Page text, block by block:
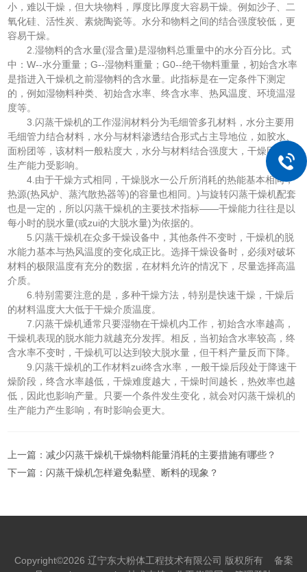
小，难以干燥，但大块物料，厚度比厚度大容易干燥。例如沙子、二
氧化硅、活性炭、素烧陶瓷等。水分和物料之间的结合强度较低，更
容易干燥。
2.湿物料的含水量(湿含量)是湿物料总重量中的水分百分比。式
中：W--水分重量；G--湿物料重量；G0--绝干物料重量，初始含水率
是指进入干燥机之前湿物料的含水量。此指标是在一定条件下测定
的，例如湿物料种类、初始含水率、终含水率、热风温度、环境温湿
度等。
3.闪蒸干燥机的工作湿润材料分为毛细管多孔材料，水分主要用
毛细管力结合材料，水分与材料渗透结合形式占主导地位，如胶水、
面粉团等，该材料一般粘度大，水分与材料结合强度大，干燥困难，
生产能力受影响。
4.由于干燥方式相同，干燥脱水一公斤所消耗的热能基本相同，
热源(热风炉、蒸汽散热器等)的容量也相同。)与旋转闪蒸干燥机配套
也是一定的，所以闪蒸干燥机的主要技术指标——干燥能力往往是以
每小时的脱水量(或zui的大脱水量)为依据的。
5.闪蒸干燥机在众多干燥设备中，其他条件不变时，干燥机的脱
水能力基本与热风温度的变化成正比。选择干燥设备时，必须对破坏
材料的极限温度有充分的数据，在材料允许的情况下，尽量选择高温
介质。
6.特别需要注意的是，多种干燥方法，特别是快速干燥，干燥后
的材料温度大大低于干燥介质温度。
7.闪蒸干燥机通常只要湿物在干燥机内工作，初始含水率越高，
干燥机表现的脱水能力就越充分发挥。相反，当初始含水率较高，终
含水率不变时，干燥机可以达到较大脱水量，但干料产量反而下降。
9.闪蒸干燥机的工作材料zui终含水率，一般干燥后段处于降速干
燥阶段，终含水率越低，干燥难度越大，干燥时间越长，热效率也越
低，因此也影响产量。只要一个条件发生变化，就会对闪蒸干燥机的
生产能力产生影响，有时影响会更大。
上一篇：减少闪蒸干燥机干燥物料能量消耗的主要措施有哪些？
下一篇： 闪蒸干燥机怎样避免黏壁、断料的现象？
Copyright©2026 辽宁东大粉体工程技术有限公司 版权所有 备案